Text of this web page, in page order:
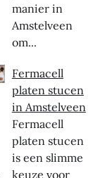
manier in
Amstelveen
om...
Fermacell
platen stucen
in Amstelveen
Fermacell
platen stucen
is een slimme
keuze voor